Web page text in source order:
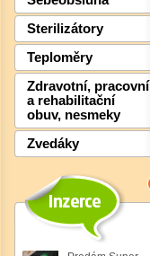
Sterilizátory
Teploměry
Zdravotní, pracovní
a rehabilitační
obuv, nesmeky
Zvedáky